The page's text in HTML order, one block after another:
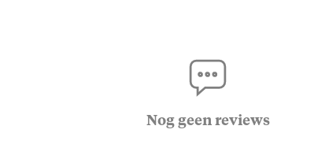
Nog geen reviews